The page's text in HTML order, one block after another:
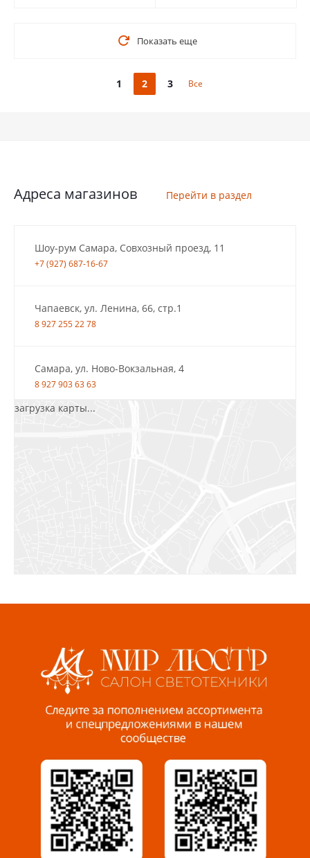
Показать еще
1 2 3 Все
Адреса магазинов Перейти в раздел
Шоу-рум Самара, Совхозный проезд, 11
+7 (927) 687-16-67
Чапаевск, ул. Ленина, 66, стр.1
8 927 255 22 78
Самара, ул. Ново-Вокзальная, 4
8 927 903 63 63
Пенза, ул. Пролетарская, 61 ТЦ "Стройбери"
Миасс, ул. Романенко, 95
8 922 500 30 39
Сызрань, ул. Декабристов, 1А
8 927 009 54 63
загрузка карты...